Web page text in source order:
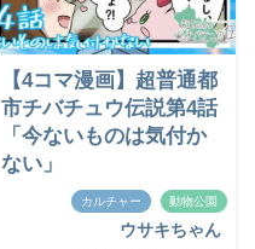
【4コマ漫画】超普通都
市チバチュウ伝説第4話
「今ないものは気付か
ない」
カルチャー 動物公園
ウサキちゃん